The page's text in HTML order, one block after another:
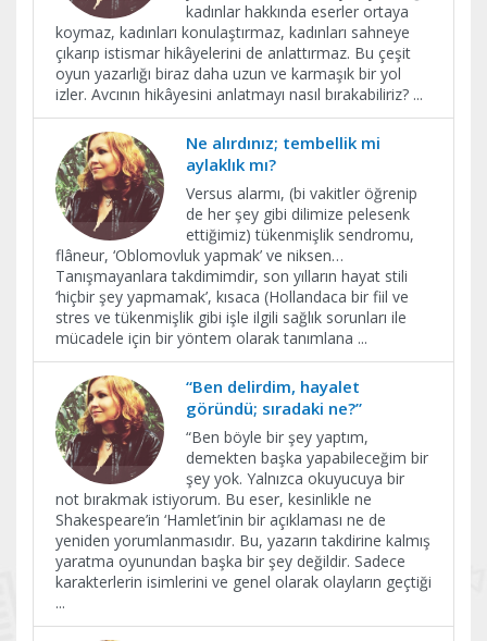
kadınlar hakkında eserler ortaya
koymaz, kadınları konulaştırmaz, kadınları sahneye
çıkarıp istismar hikâyelerini de anlattırmaz. Bu çeşit
oyun yazarlığı biraz daha uzun ve karmaşık bir yol
izler. Avcının hikâyesini anlatmayı nasıl bırakabiliriz? ...
Ne alırdınız; tembellik mi
aylaklık mı?
Versus alarmı, (bi vakitler öğrenip
de her şey gibi dilimize pelesenk
ettiğimiz) tükenmişlik sendromu,
flâneur, ‘Oblomovluk yapmak’ ve niksen…
Tanışmayanlara takdimimdir, son yılların hayat stili
‘hiçbir şey yapmamak’, kısaca (Hollandaca bir fiil ve
stres ve tükenmişlik gibi işle ilgili sağlık sorunları ile
mücadele için bir yöntem olarak tanımlana ...
“Ben delirdim, hayalet
göründü; sıradaki ne?”
“Ben böyle bir şey yaptım,
demekten başka yapabileceğim bir
şey yok. Yalnızca okuyucuya bir
not bırakmak istiyorum. Bu eser, kesinlikle ne
Shakespeare’in ‘Hamlet’inin bir açıklaması ne de
yeniden yorumlanmasıdır. Bu, yazarın takdirine kalmış
yaratma oyunundan başka bir şey değildir. Sadece
karakterlerin isimlerini ve genel olarak olayların geçtiği
...